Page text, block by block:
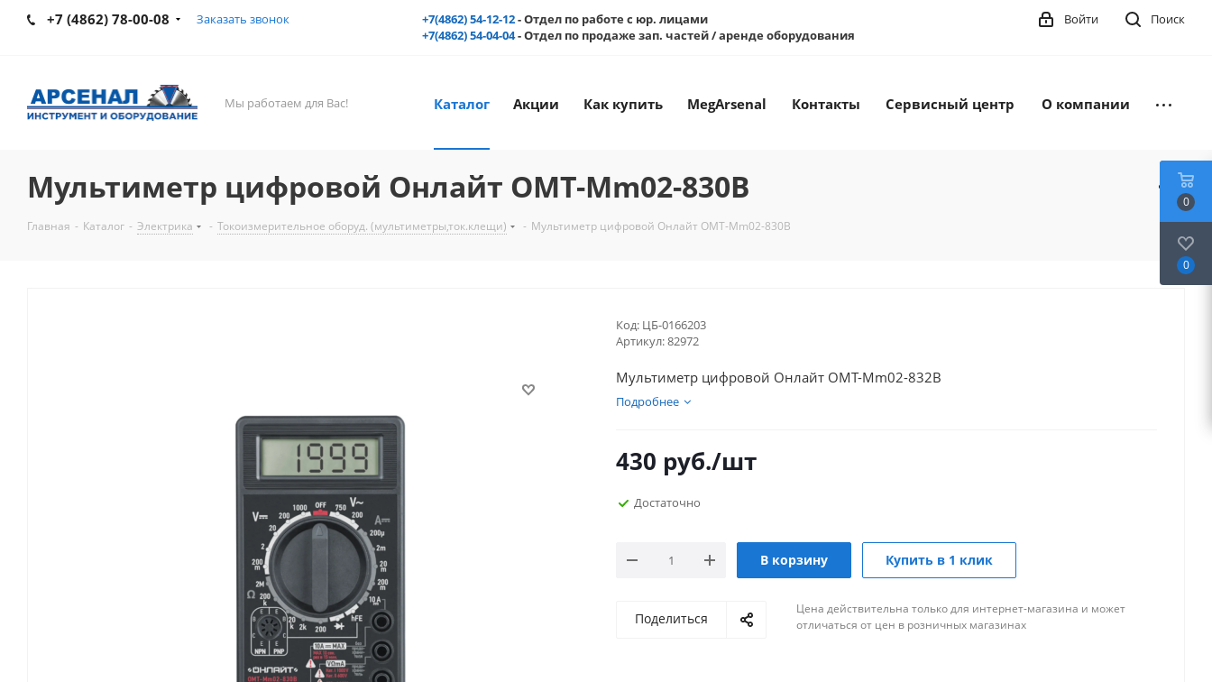
+7 (4862) 78-00-08 Заказать звонок +7(4862) 54-12-12- Отдел по работе с юр. лицами
+7(4862) 54-04-04- Отдел по продаже зап. частей / аренде оборудования
Поиск
Войти
Мы работаем для Вас! Каталог Акции Как купить MegArsenal Контакты Сервисный центр О компании
Мультиметр цифровой Онлайт OMT-Mm02-830B
Главная - Каталог - Электрика - Токоизмерительное оборуд. (мультиметры,ток.клещи) - Мультиметр цифровой Онлайт OMT-Mm02-830B
Код: ЦБ-0166203
Артикул:82972
Мультиметр цифровой Онлайт OMT-Mm02-832B
Подробнее
430 руб./шт
Достаточно
В корзину Купить в 1 клик
Поделиться
Цена действительна только для интернет-магазина и может
отличаться от цен в розничных магазинах
0
0